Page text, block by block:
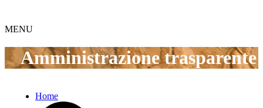
MENU
Amministrazione trasparente
Home